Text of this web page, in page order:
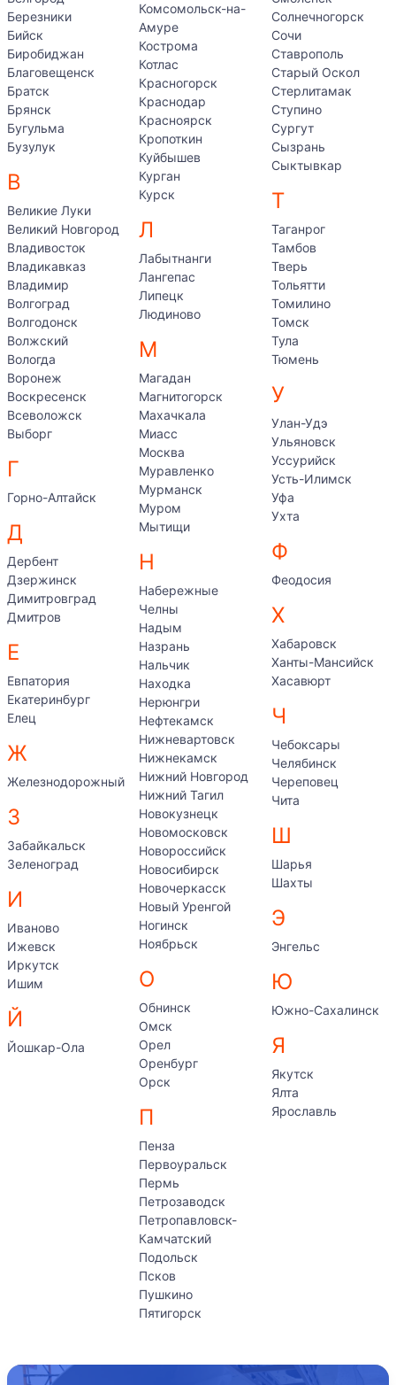
Березники
Бийск
Биробиджан
Благовещенск
Братск
Брянск
Бугульма
Бузулук
В
Великие Луки
Великий Новгород
Владивосток
Владикавказ
Владимир
Волгоград
Волгодонск
Волжский
Вологда
Воронеж
Воскресенск
Всеволожск
Выборг
Г
Горно-Алтайск
Д
Дербент
Дзержинск
Димитровград
Дмитров
Е
Евпатория
Екатеринбург
Елец
Ж
Железнодорожный
З
Забайкальск
Зеленоград
И
Иваново
Ижевск
Иркутск
Ишим
Й
Йошкар-Ола
Комсомольск-на-
Амуре
Кострома
Котлас
Красногорск
Краснодар
Красноярск
Кропоткин
Куйбышев
Курган
Курск
Л
Лабытнанги
Лангепас
Липецк
Людиново
М
Магадан
Магнитогорск
Махачкала
Миасс
Москва
Муравленко
Мурманск
Муром
Мытищи
Н
Набережные
Челны
Надым
Назрань
Нальчик
Находка
Нерюнгри
Нефтекамск
Нижневартовск
Нижнекамск
Нижний Новгород
Нижний Тагил
Новокузнецк
Новомосковск
Новороссийск
Новосибирск
Новочеркасск
Новый Уренгой
Ногинск
Ноябрьск
О
Обнинск
Омск
Орел
Оренбург
Орск
П
Пенза
Первоуральск
Пермь
Петрозаводск
Петропавловск-
Камчатский
Подольск
Псков
Пушкино
Пятигорск
Солнечногорск
Сочи
Ставрополь
Старый Оскол
Стерлитамак
Ступино
Сургут
Сызрань
Сыктывкар
Т
Таганрог
Тамбов
Тверь
Тольятти
Томилино
Томск
Тула
Тюмень
У
Улан-Удэ
Ульяновск
Уссурийск
Усть-Илимск
Уфа
Ухта
Ф
Феодосия
Х
Хабаровск
Ханты-Мансийск
Хасавюрт
Ч
Чебоксары
Челябинск
Череповец
Чита
Ш
Шарья
Шахты
Э
Энгельс
Ю
Южно-Сахалинск
Я
Якутск
Ялта
Ярославль